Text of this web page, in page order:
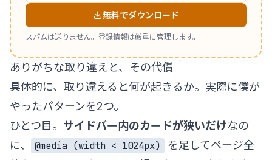
無料でダウンロード
スパムは送りません。登録情報は厳重に管理します。
ありがちな取り違えと、その代償
具体的に、取り違えると何が起きるか。実際に僕が
やったパターンを2つ。
ひとつ目。 サイドバー内のカードが狭いだけなの
に、
@media (width < 1024px)
を足してページ全